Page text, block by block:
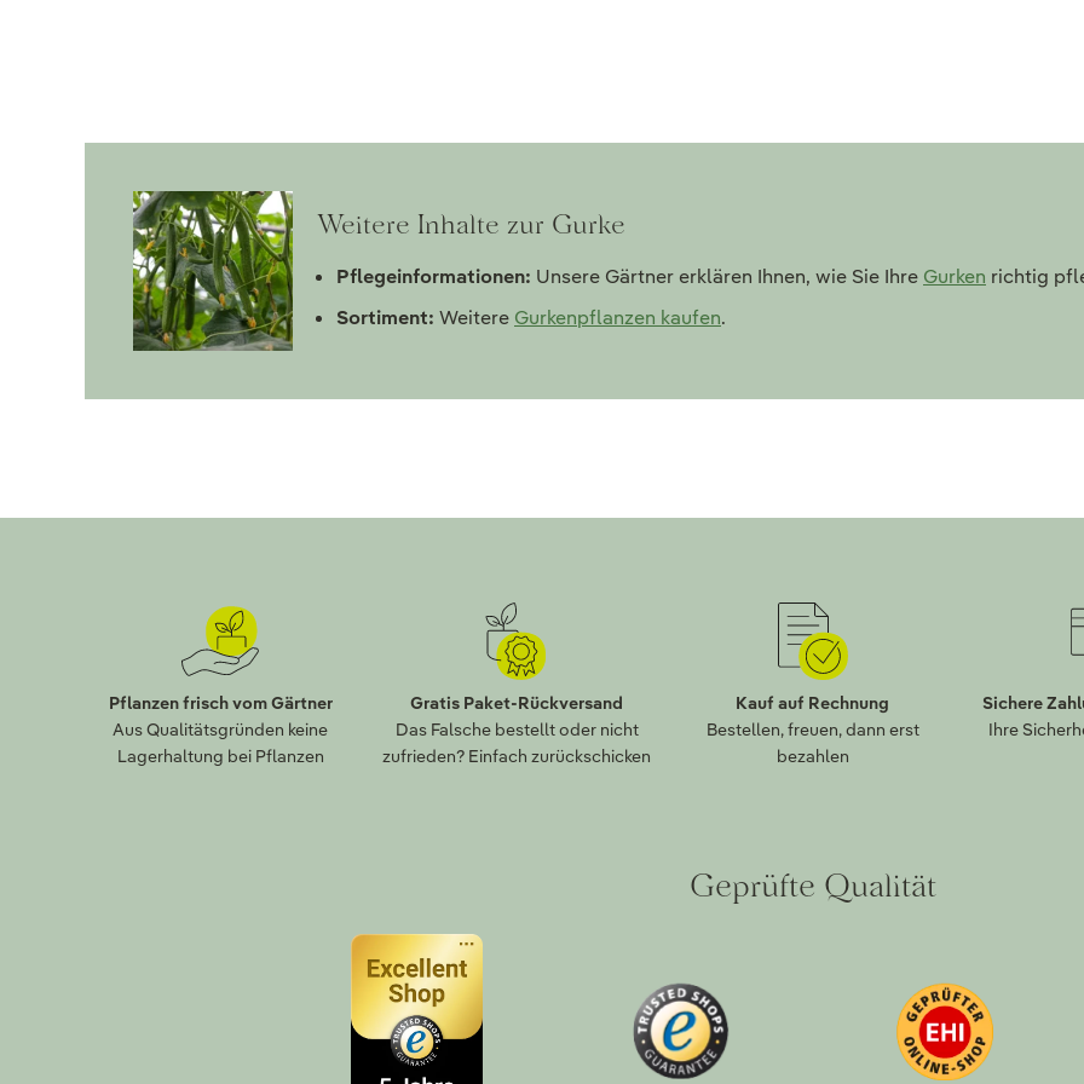
Weitere Inhalte zur Gurke
Pflegeinformationen: Unsere Gärtner erklären Ihnen, wie Sie Ihre Gurken richtig
Sortiment: Weitere Gurkenpflanzen kaufen.
Pflanzen frisch vom Gärtner
Aus Qualitätsgründen keine
Lagerhaltung bei Pflanzen
Gratis Paket-Rückversand
Das Falsche bestellt oder nicht
zufrieden? Einfach zurückschicken
Kauf auf Rechnung
Bestellen, freuen, dann erst
bezahlen
Sichere
Ihre
Geprüfte Qualität